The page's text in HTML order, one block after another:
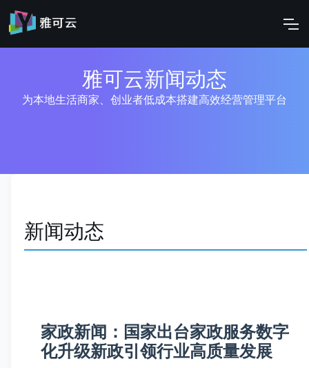
雅可云新闻动态
为本地生活商家、创业者低成本搭建高效经营管理平台
新闻动态
家政新闻：国家出台家政服务数字
化升级新政引领行业高质量发展